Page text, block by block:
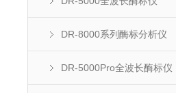
DR-8000系列酶标分析仪
DR-5000Pro全波长酶标仪